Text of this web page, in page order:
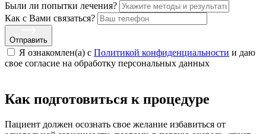
Были ли попытки лечения?
Как с Вами связаться?
Отправить
Я ознакомлен(а) с Политикой конфиденциальности и даю
свое cогласие на обработку персональных данных
Как подготовиться к процедуре
Пациент должен осознать свое желание избавиться от